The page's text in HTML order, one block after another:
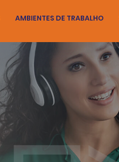
AMBIENTES DE TRABALHO